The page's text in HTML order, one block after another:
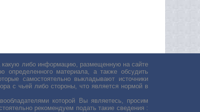
какую либо информацию, размещенную на сайте
материала, а также обсудить
самостоятельно выкладывают источники
с чьей либо стороны, что является нормой в
которой Вы являетесь, просим
рекомендуем подать такие сведения :